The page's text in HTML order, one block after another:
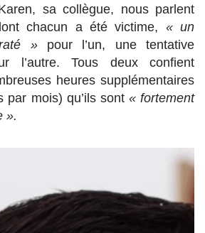
sa collègue, nous parlent
chacun a été victime, « un
»pour l’un, une tentative
l’autre. Tous deux confient
heures supplémentaires
par mois) qu’ils sont « fortement
».